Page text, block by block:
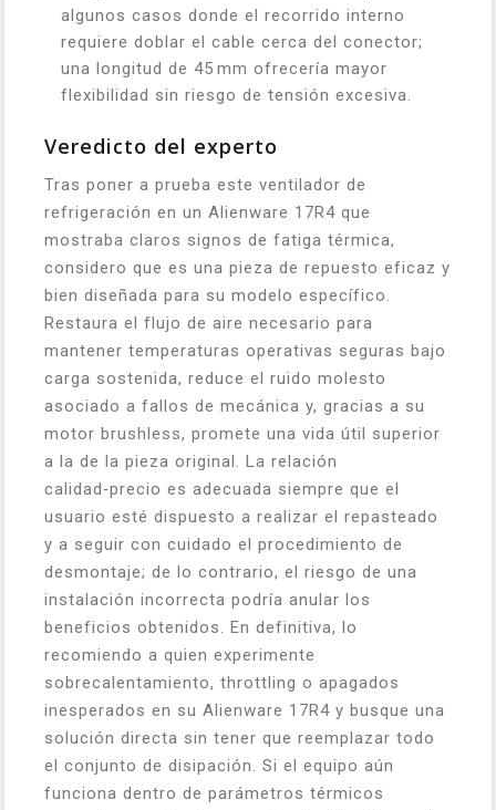
algunos casos donde el recorrido interno
requiere doblar el cable cerca del conector;
una longitud de 45 mm ofrecería mayor
flexibilidad sin riesgo de tensión excesiva.
Veredicto del experto
Tras poner a prueba este ventilador de
refrigeración en un Alienware 17R4 que
mostraba claros signos de fatiga térmica,
considero que es una pieza de repuesto eficaz y
bien diseñada para su modelo específico.
Restaura el flujo de aire necesario para
mantener temperaturas operativas seguras bajo
carga sostenida, reduce el ruido molesto
asociado a fallos de mecánica y, gracias a su
motor brushless, promete una vida útil superior
a la de la pieza original. La relación
calidad‑precio es adecuada siempre que el
usuario esté dispuesto a realizar el repasteado
y a seguir con cuidado el procedimiento de
desmontaje; de lo contrario, el riesgo de una
instalación incorrecta podría anular los
beneficios obtenidos. En definitiva, lo
recomiendo a quien experimente
sobrecalentamiento, throttling o apagados
inesperados en su Alienware 17R4 y busque una
solución directa sin tener que reemplazar todo
el conjunto de disipación. Si el equipo aún
funciona dentro de parámetros térmicos